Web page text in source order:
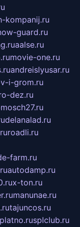
kompanij.ru
guard.ru
aalse.ru
movie-one.ru
andreislyusar.ru
i-grom.ru
dez.ru
delanalad.ru
roadli.ru
farm.ru
autodamp.ru
x-ton.ru
manunae.ru
tajuncos.ru
splclub.ru